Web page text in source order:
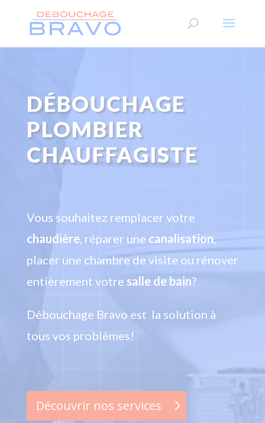
DÉBOUCHAGE
PLOMBIER
CHAUFFAGISTE
Vous souhaitez remplacer votre
chaudière, réparer une canalisation
placer une chambre de visite ou rénover
entièrement votre salle de bain?
Débouchage Bravo est la solution à
tous vos problèmes!
Découvrir nos services